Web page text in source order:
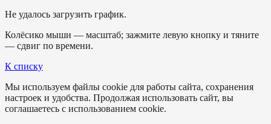
Не удалось загрузить график.
Колёсико мыши — масштаб; зажмите левую кнопку и тяните
— сдвиг по времени.
К списку
Мы используем файлы cookie для работы сайта, сохранения
настроек и удобства. Продолжая использовать сайт, вы
соглашаетесь с использованием cookie.